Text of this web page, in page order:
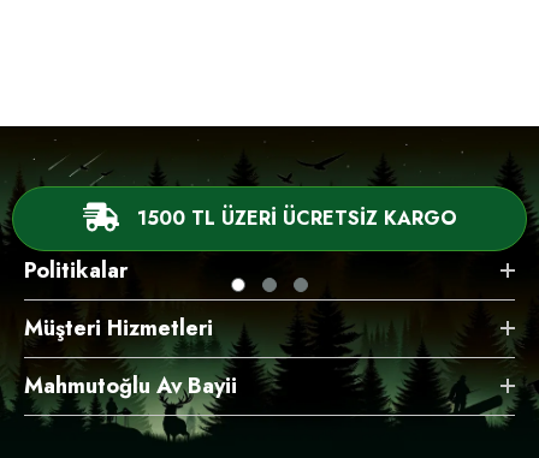
1500 TL ÜZERİ ÜCRETSİZ KARGO
Politikalar
Müşteri Hizmetleri
Mahmutoğlu Av Bayii